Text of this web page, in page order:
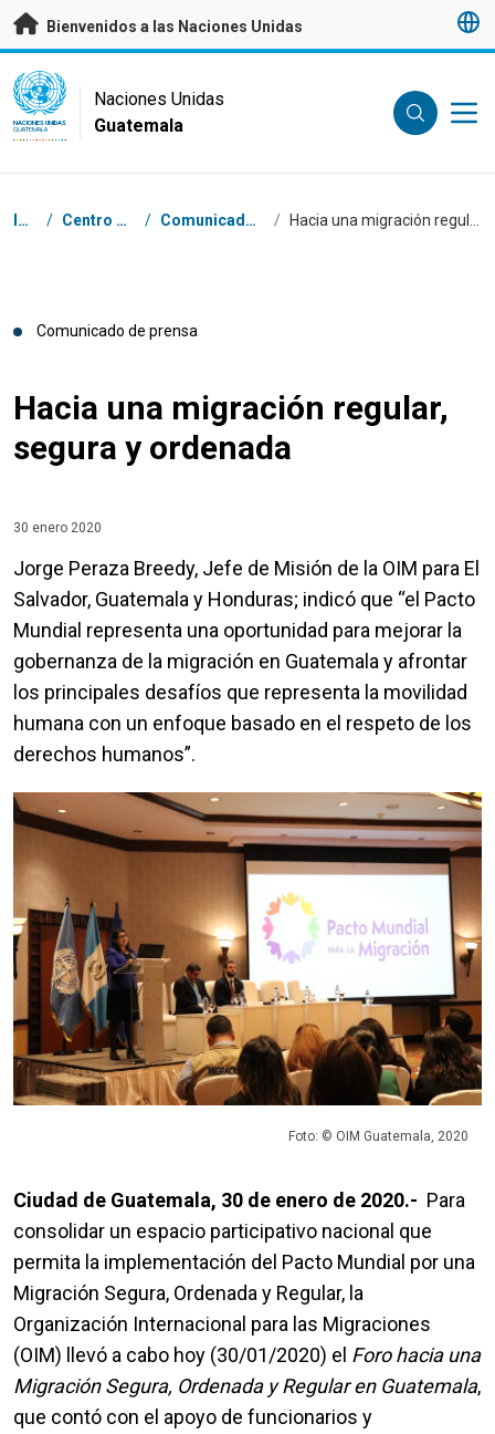
Saltar a contenido principal
Bienvenidos a las Naciones Unidas
UN Logo
NACIONES UNIDAS
GUATEMALA
Naciones Unidas
Guatemala
Coordenadas dentro de la ruta de navegación
Inicio / Centro de prensa / Comunicados de prensa /
Comunicado de prensa
Hacia una migración regular,
segura y ordenada
30 enero 2020
Jorge Peraza Breedy, Jefe de Misión de la OIM para El
Salvador, Guatemala y Honduras; indicó que “el Pacto
Mundial representa una oportunidad para mejorar la
gobernanza de la migración en Guatemala y afrontar
los principales desafíos que representa la movilidad
humana con un enfoque basado en el respeto de los
derechos humanos”.
Foto: © OIM Guatemala, 2020
Ciudad de Guatemala, 30 de enero de 2020.- Para
consolidar un espacio participativo nacional que
permita la implementación del Pacto Mundial por una
Migración Segura, Ordenada y Regular, la
Organización Internacional para las Migraciones
(OIM) llevó a cabo hoy (30/01/2020) el Foro hacia una
Migración Segura, Ordenada y Regular en Guatemala,
que contó con el apoyo de funcionarios y